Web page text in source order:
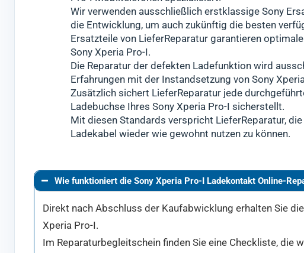
Wir verwenden ausschließlich erstklassige Sony
die Entwicklung, um auch zukünftig die besten
Ersatzteile von LieferReparatur garantieren
Sony Xperia Pro-I.
Die Reparatur der defekten Ladefunktion wird
Erfahrungen mit der Instandsetzung von Sony
Zusätzlich sichert LieferReparatur jede
Ladebuchse Ihres Sony Xperia Pro-I sicherstellt.
Mit diesen Standards verspricht LieferReparatur,
Ladekabel wieder wie gewohnt nutzen zu können.
Wie funktioniert die Sony Xperia Pro-I Ladekontakt Online-
Direkt nach Abschluss der Kaufabwicklung erhalten Sie
Xperia Pro-I.
Im Reparaturbegleitschein finden Sie eine Checkliste, die